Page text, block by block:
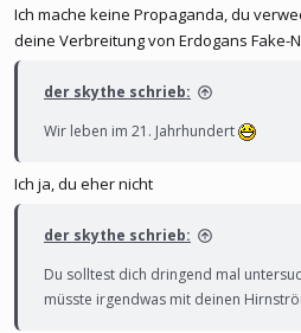
Ich mache keine Propaganda, du
deine Verbreitung von Erdogans Fake-
der skythe schrieb:
Wir leben im 21. Jahrhundert
Ich ja, du eher nicht
der skythe schrieb:
Du solltest dich dringend mal
müsste irgendwas mit deinen